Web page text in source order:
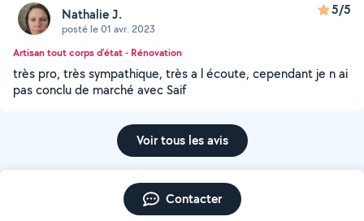
Nathalie J.
posté le 01 avr. 2023
5/5
Artisan tout corps d'état - Rénovation
très pro, très sympathique, très a l écoute, cependant je n ai
pas conclu de marché avec Saif
Voir tous les avis
Contacter